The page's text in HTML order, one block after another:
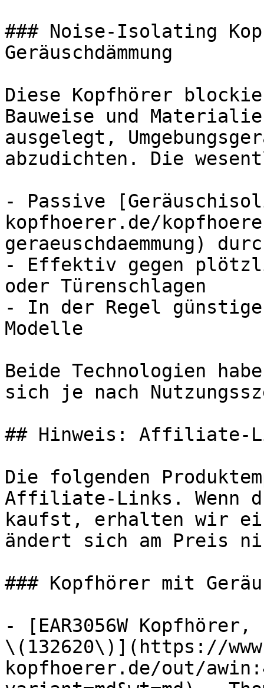
### Noise-Isolating
Geräuschdämmung
Diese Kopfhörer
Bauweise und
ausgelegt,
abzudichten. Die
- Passive
kopfhoerer.de/
geraeuschdaemmung)
- Effektiv gegen
oder Türenschlagen
- In der Regel
Modelle
Beide Technologien
sich je nach
## Hinweis: Affiliate-
Die folgenden
Affiliate-Links. Wenn
kaufst, erhalten wir
ändert sich am Preis
### Kopfhörer mit
- [EAR3056W
\(132620\)](https://
kopfhoerer.de/out/